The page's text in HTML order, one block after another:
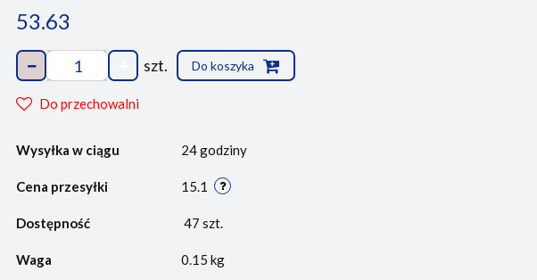
53.63
szt. Do koszyka
Do przechowalni
Wysyłka w ciągu 24 godziny
Cena przesyłki 15.1
Dostępność 47 szt.
Waga 0.15 kg